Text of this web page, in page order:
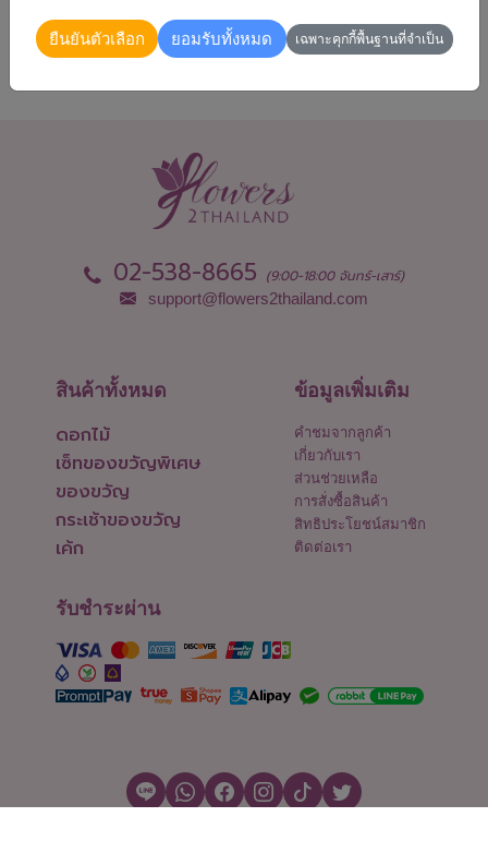
02-538-8665 (9:00-18:00 จันทร์-เสาร์)
support@flowers2thailand.com
สินค้าทั้งหมด
ดอกไม้
เซ็ทของขวัญพิเศษ
ของขวัญ
กระเช้าของขวัญ
เค้ก
ข้อมูลเพิ่มเติม
คำชมจากลูกค้า
เกี่ยวกับเรา
ส่วนช่วยเหลือ
การสั่งซื้อสินค้า
สิทธิประโยชน์สมาชิก
ติดต่อเรา
รับชำระผ่าน
ยืนยันตัวเลือก ยอมรับทั้งหมด เฉพาะคุกกี้พื้นฐานที่จำเป็น